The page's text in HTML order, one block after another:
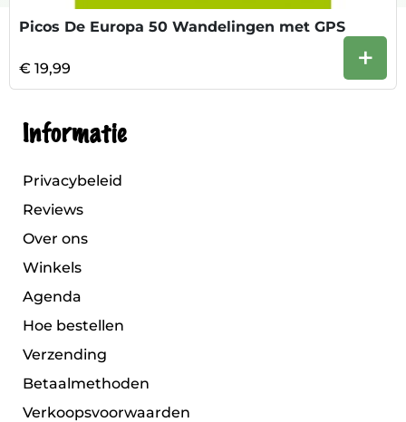
Picos De Europa 50 Wandelingen met GPS
€ 19,99 +
Informatie
Privacybeleid
Reviews
Over ons
Winkels
Agenda
Hoe bestellen
Verzending
Betaalmethoden
Verkoopsvoorwaarden